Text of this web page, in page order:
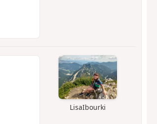
LisaIbourki